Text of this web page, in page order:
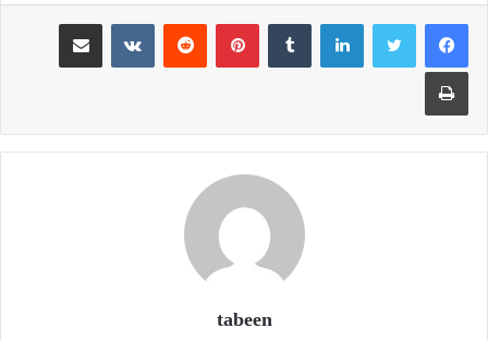
لينكدإن بينتيريست
مشاركة عبر البريد
طباعة
tabeen